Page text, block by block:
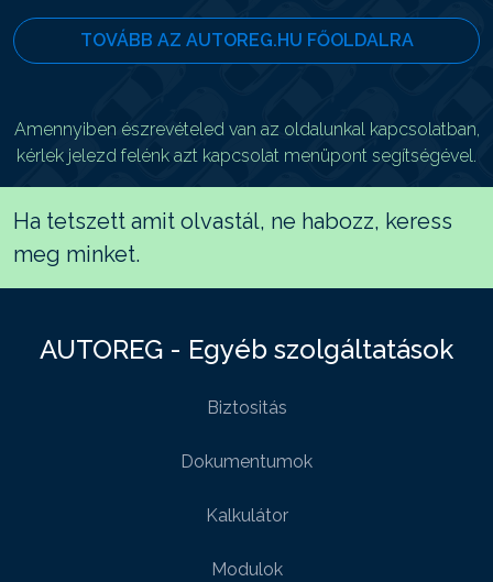
TOVÁBB AZ AUTOREG.HU FŐOLDALRA
Amennyiben észrevételed van az oldalunkal kapcsolatban,
kérlek jelezd felénk azt kapcsolat menüpont segítségével.
Ha tetszett amit olvastál, ne habozz, keress
meg minket.
AUTOREG - Egyéb szolgáltatások
Biztositás
Dokumentumok
Kalkulátor
Modulok